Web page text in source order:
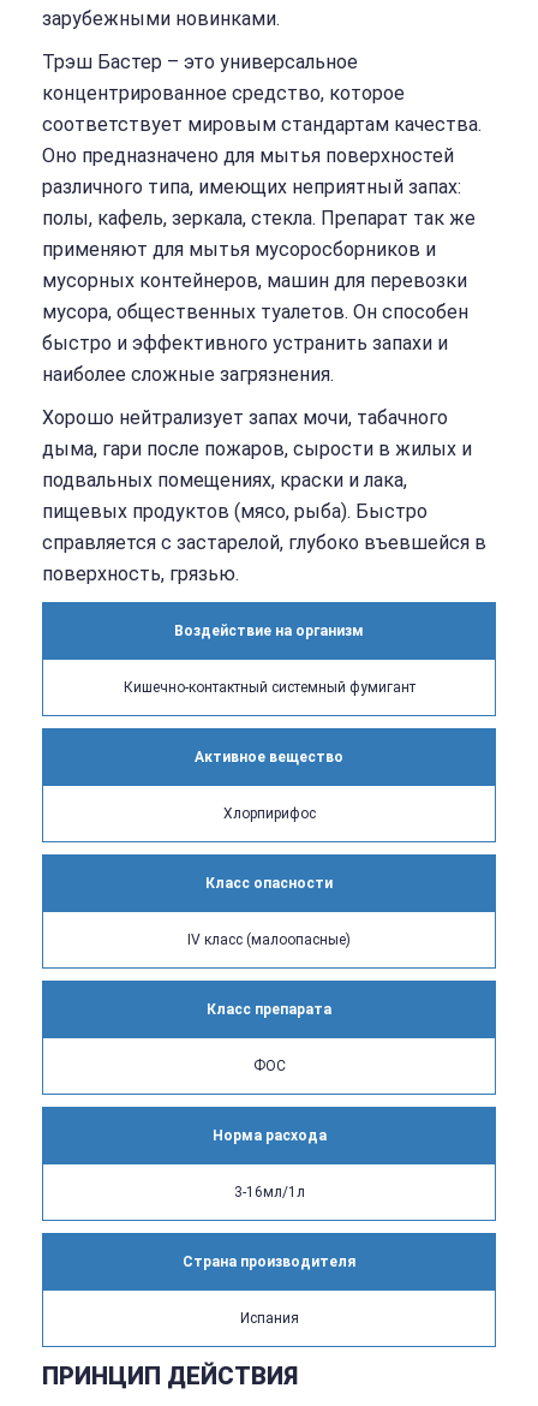
зарубежными новинками.
Трэш Бастер – это универсальное
концентрированное средство, которое
соответствует мировым стандартам качества.
Оно предназначено для мытья поверхностей
различного типа, имеющих неприятный запах:
полы, кафель, зеркала, стекла. Препарат так же
применяют для мытья мусоросборников и
мусорных контейнеров, машин для перевозки
мусора, общественных туалетов. Он способен
быстро и эффективного устранить запахи и
наиболее сложные загрязнения.
Хорошо нейтрализует запах мочи, табачного
дыма, гари после пожаров, сырости в жилых и
подвальных помещениях, краски и лака,
пищевых продуктов (мясо, рыба). Быстро
справляется с застарелой, глубоко въевшейся в
поверхность, грязью.
Воздействие на организм
Кишечно-контактный системный фумигант
Активное вещество
Хлорпирифос
Класс опасности
IV класс (малоопасные)
Класс препарата
ФОС
Норма расхода
3-16мл/1л
Страна производителя
Испания
ПРИНЦИП ДЕЙСТВИЯ